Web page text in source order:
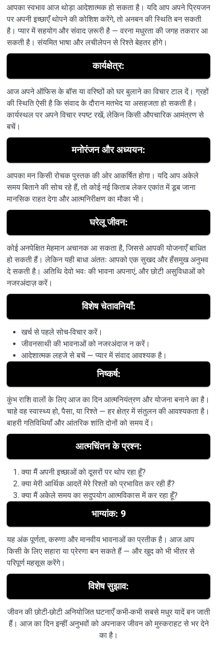
आपका स्वभाव आज थोड़ा आदेशात्मक हो सकता है। यदि आप अपने प्रियजन
पर अपनी इच्छाएँ थोपने की कोशिश करेंगे, तो अनबन की स्थिति बन सकती
है। प्यार में सहयोग और संवाद ज़रूरी है — वरना मधुरता की जगह तकरार आ
सकती है। संयमित भाषा और लचीलेपन से रिश्ते बेहतर होंगे।
कार्यक्षेत्र:
आज अपने ऑफिस के बॉस या वरिष्ठों को घर बुलाने का विचार टाल दें। ग्रहों
की स्थिति ऐसी है कि संवाद के दौरान मतभेद या असहजता हो सकती है।
कार्यस्थल पर अपने विचार स्पष्ट रखें, लेकिन किसी औपचारिक आमंत्रण से
बचें।
मनोरंजन और अध्ययन:
आपका मन किसी रोचक पुस्तक की ओर आकर्षित होगा। यदि आप अकेले
समय बिताने की सोच रहे हैं, तो कोई नई किताब लेकर एकांत में डूब जाना
मानसिक राहत देगा और आत्मनिरीक्षण का मौका भी।
घरेलू जीवन:
कोई अनपेक्षित मेहमान अचानक आ सकता है, जिससे आपकी योजनाएँ बाधित
हो सकती हैं। लेकिन यही बाधा अंततः आपको एक सुखद और हँसमुख अनुभव
दे सकती है। अतिथि देवो भवः की भावना अपनाएं, और छोटी असुविधाओं को
नजरअंदाज़ करें।
विशेष चेतावनियाँ:
खर्च से पहले सोच-विचार करें।
जीवनसाथी की भावनाओं को नजरअंदाज न करें।
आदेशात्मक लहजे से बचें — प्यार में संवाद आवश्यक है।
निष्कर्ष:
कुंभ राशि वालों के लिए आज का दिन आत्मनियंत्रण और योजना बनाने का है।
चाहे वह स्वास्थ्य हो, पैसा, या रिश्ते — हर क्षेत्र में संतुलन की आवश्यकता है।
बाहरी गतिविधियाँ और आंतरिक शांति दोनों को समय दें।
आत्मचिंतन के प्रश्न:
क्या मैं अपनी इच्छाओं को दूसरों पर थोप रहा हूँ?
क्या मेरी आर्थिक आदतें मेरे रिश्तों को प्रभावित कर रही हैं?
क्या मैं अकेले समय का सदुपयोग आत्मविकास में कर रहा हूँ?
भाग्यांक: 9
यह अंक पूर्णता, करुणा और मानवीय भावनाओं का प्रतीक है। आज आप
किसी के लिए सहारा या प्रेरणा बन सकते हैं — और खुद को भी भीतर से
परिपूर्ण महसूस करेंगे।
विशेष सुझाव:
जीवन की छोटी-छोटी अनियोजित घटनाएँ कभी-कभी सबसे मधुर यादें बन जाती
हैं। आज का दिन इन्हीं अनुभवों को अपनाकर जीवन को मुस्कराहट से भर देने
का है।